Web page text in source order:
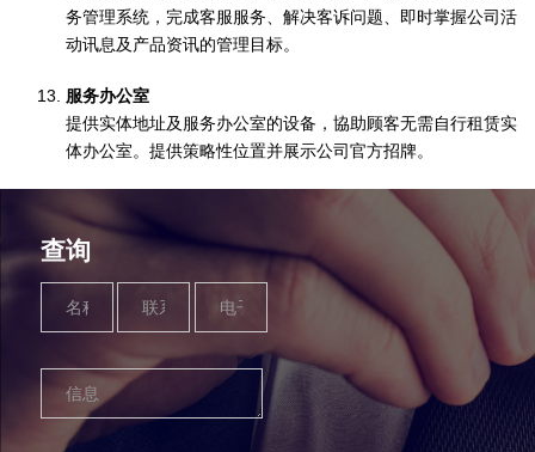
务管理系统，完成客服服务、解决客诉问题、即时掌握公司活
动讯息及产品资讯的管理目标。
服务办公室
提供实体地址及服务办公室的设备，協助顾客无需自行租赁实
体办公室。提供策略性位置并展示公司官方招牌。
查询
Number
Message